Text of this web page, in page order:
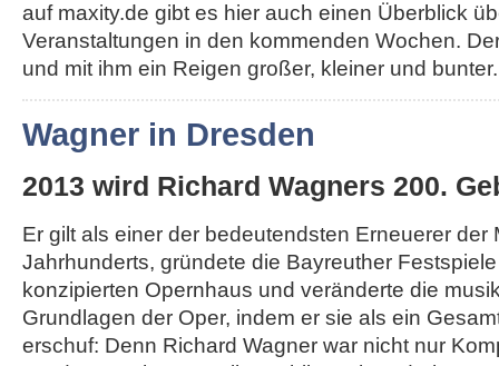
auf maxity.de gibt es hier auch einen Überblick
Veranstaltungen in den kommenden Wochen.
und mit ihm ein Reigen großer, kleiner und
Wagner in Dresden
2013 wird Richard Wagners 200.
Er gilt als einer der bedeutendsten Erneuerer der
Jahrhunderts, gründete die Bayreuther
konzipierten Opernhaus und veränderte die
Grundlagen der Oper, indem er sie als ein
erschuf: Denn Richard Wagner war nicht nur